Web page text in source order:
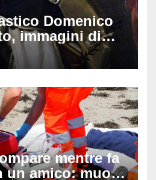
Domenico
immagini di
mentre fa
un amico: muore